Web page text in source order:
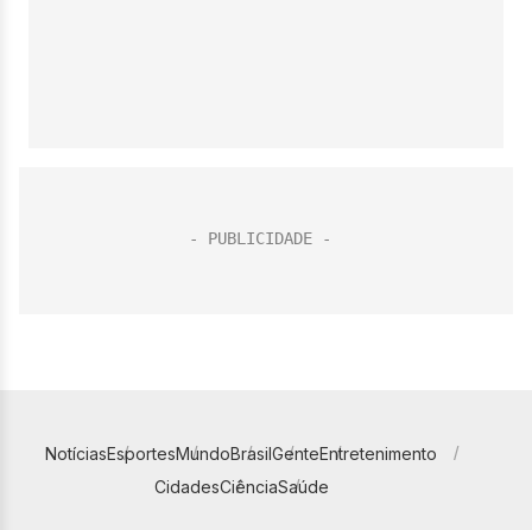
NotíciasEsportesMundoBrasilGenteEntretenimento
CidadesCiênciaSaúde